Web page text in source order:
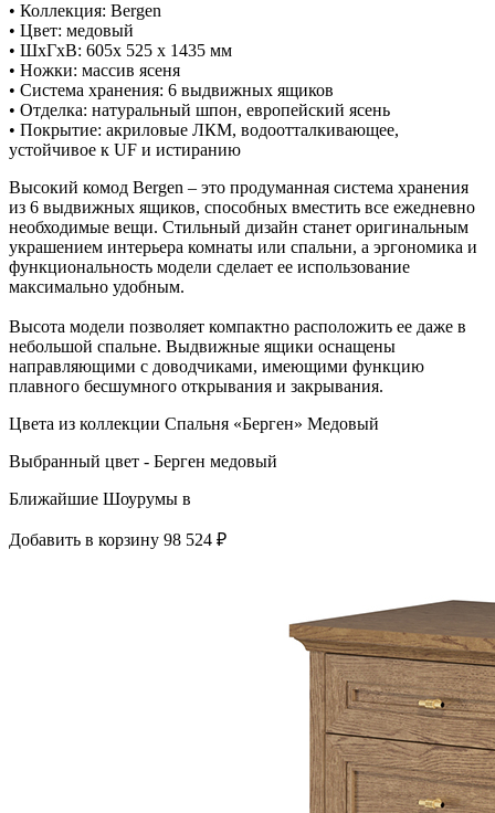
• Коллекция: Bergen
• Цвет: медовый
• ШxГхВ: 605х 525 х 1435 мм
• Ножки: массив ясеня
• Система хранения: 6 выдвижных ящиков
• Отделка: натуральный шпон, европейский ясень
• Покрытие: акриловые ЛКМ, водоотталкивающее,
устойчивое к UF и истиранию
Высокий комод Bergen – это продуманная система хранения
из 6 выдвижных ящиков, способных вместить все ежедневно
необходимые вещи. Стильный дизайн станет оригинальным
украшением интерьера комнаты или спальни, а эргономика и
функциональность модели сделает ее использование
максимально удобным.
Высота модели позволяет компактно расположить ее даже в
небольшой спальне. Выдвижные ящики оснащены
направляющими с доводчиками, имеющими функцию
плавного бесшумного открывания и закрывания.
Цвета из коллекции Спальня «Берген» Медовый
Выбранный цвет - Берген медовый
Ближайшие Шоурумы в
Добавить в корзину 98 524 ₽